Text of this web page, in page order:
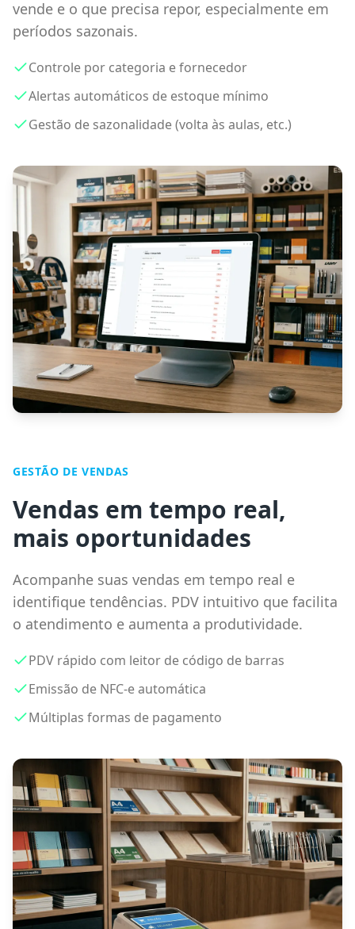
vende e o que precisa repor, especialmente em
períodos sazonais.
Controle por categoria e fornecedor
Alertas automáticos de estoque mínimo
Gestão de sazonalidade (volta às aulas, etc.)
GESTÃO DE VENDAS
Vendas em tempo real,
mais oportunidades
Acompanhe suas vendas em tempo real e
identifique tendências. PDV intuitivo que facilita
o atendimento e aumenta a produtividade.
PDV rápido com leitor de código de barras
Emissão de NFC-e automática
Múltiplas formas de pagamento